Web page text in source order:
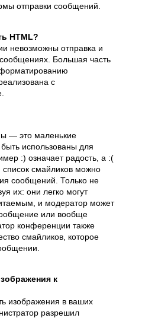
отправки сообщений.
HTML?
невозможны отправка и
Большая часть
с
— это маленькие
использованы для
:) означает радость, а :(
список смайликов можно
сообщений. Только не
их: они легко могут
и модератор может
или вообще
конференции также
смайликов, которое
к
изображения в ваших
разрешил